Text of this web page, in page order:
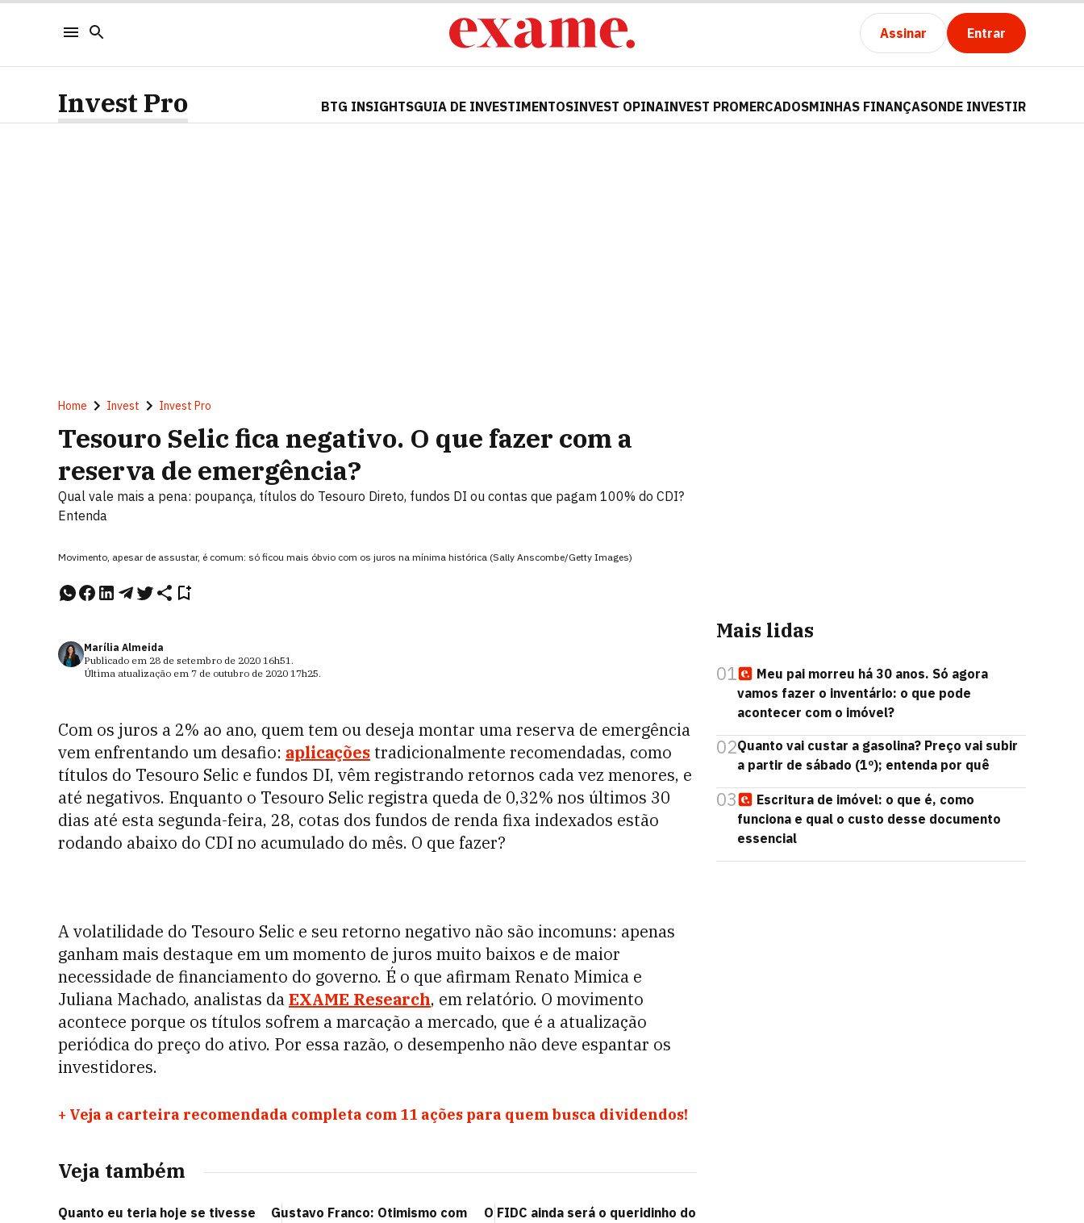
Assinar Entrar
Invest Pro BTG INSIGHTSGUIA DE INVESTIMENTOSINVEST OPINAINVEST PROMERCADOSMINHAS FINANÇASONDE INVESTIR
Home Invest Invest Pro
Tesouro Selic fica negativo. O que fazer com a
reserva de emergência?
Qual vale mais a pena: poupança, títulos do Tesouro Direto, fundos DI ou contas que pagam 100% do CDI?
Entenda
Movimento, apesar de assustar, é comum: só ficou mais óbvio com os juros na mínima histórica (Sally Anscombe/Getty Images)
Marília Almeida
Publicado em 28 de setembro de 2020 16h51.
Última atualização em 7 de outubro de 2020 17h25.
Com os juros a 2% ao ano, quem tem ou deseja montar uma reserva de emergência
vem enfrentando um desafio: aplicações tradicionalmente recomendadas, como
títulos do Tesouro Selic e fundos DI, vêm registrando retornos cada vez menores, e
até negativos. Enquanto o Tesouro Selic registra queda de 0,32% nos últimos 30
dias até esta segunda-feira, 28, cotas dos fundos de renda fixa indexados estão
rodando abaixo do CDI no acumulado do mês. O que fazer?
A volatilidade do Tesouro Selic e seu retorno negativo não são incomuns: apenas
ganham mais destaque em um momento de juros muito baixos e de maior
necessidade de financiamento do governo. É o que afirmam Renato Mimica e
Juliana Machado, analistas daEXAME Research, em relatório. O movimento
acontece porque os títulos sofrem a marcação a mercado, que é a atualização
periódica do preço do ativo. Por essa razão, o desempenho não deve espantar os
investidores.
+ Veja a carteira recomendada completa com 11 ações para quem busca dividendos!
Veja também
Quanto eu teria hoje se tivesse
Gustavo Franco: Otimismo com
O FIDC ainda será o queridinho do
Mais lidas
01
Meu pai morreu há 30 anos. Só agora
vamos fazer o inventário: o que pode
acontecer com o imóvel?
02Quanto vai custar a gasolina? Preço vai subir
a partir de sábado (1º); entenda por quê
03
Escritura de imóvel: o que é, como
funciona e qual o custo desse documento
essencial